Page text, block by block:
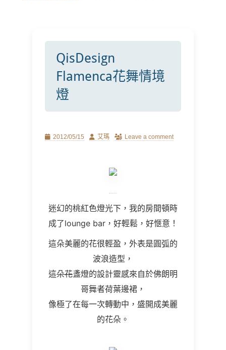
QisDesign
Flamenca花舞情境
燈
Posted2012/05/15 Author
艾瑪 Leave a comment
迷幻的桃紅色燈光下，我的房間頓時
成了lounge bar，好輕鬆，好愜意！
這朵美麗的花很輕盈，外表是圓弧的
波浪造型，
這朵花盞燈的設計靈感來自於佛朗明
哥舞者荷葉邊裙，
像極了在每一次轉動中，盛開成美麗
的花朵。